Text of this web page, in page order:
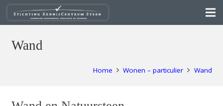
Wand
Home Wonen – particulier Wand